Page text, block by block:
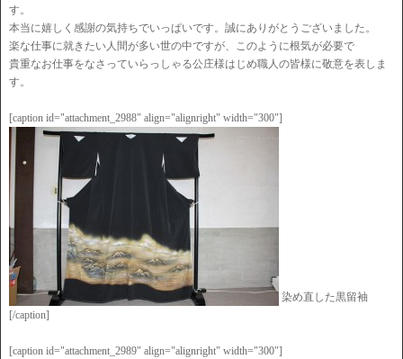
す。
本当に嬉しく感謝の気持ちでいっぱいです。誠にありがとうございました。
楽な仕事に就きたい人間が多い世の中ですが、このように根気が必要で
貴重なお仕事をなさっていらっしゃる公庄様はじめ職人の皆様に敬意を表しま
す。
[caption id="attachment_2988" align="alignright" width="300"]
染め直した黒留袖
[/caption]
[caption id="attachment_2989" align="alignright" width="300"]